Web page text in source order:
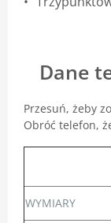
Dane
Przesuń, żeby
Obróć telefon,
WYMIARY